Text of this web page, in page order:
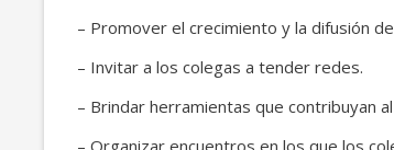
– Promover el crecimiento y la difusión
– Invitar a los colegas a tender redes.
– Brindar herramientas que contribuyan
– Organizar encuentros en los que los